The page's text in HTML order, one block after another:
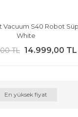
Vacuum S40 Robot
White
TL 14.999,00 TL
En yüksek fiyat